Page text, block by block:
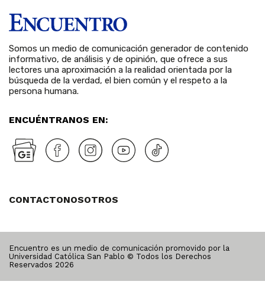
Somos un medio de comunicación generador de contenido
informativo, de análisis y de opinión, que ofrece a sus
lectores una aproximación a la realidad orientada por la
búsqueda de la verdad, el bien común y el respeto a la
persona humana.
ENCUÉNTRANOS EN:
CONTACTONOSOTROS
Encuentro es un medio de comunicación promovido por la
Universidad Católica San Pablo © Todos los Derechos
Reservados 2026